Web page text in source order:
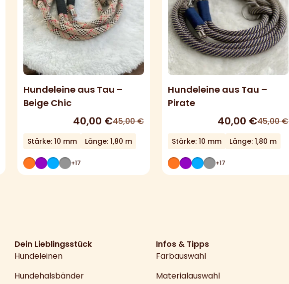
Hundeleine aus Tau –
Beige Chic
45,00€
40,00 €
Stärke: 10 mm Länge: 1,80 m
+17
Hundeleine aus Tau –
Pirate
45,00€
40,00 €
Stärke: 10 mm Länge: 1,80 m
+17
Dein Lieblingsstück
Hundeleinen
Hundehalsbänder
Infos & Tipps
Farbauswahl
Materialauswahl